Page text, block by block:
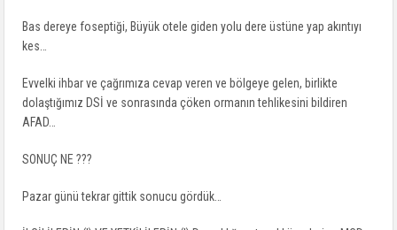
Bas dereye foseptiği, Büyük otele giden yolu dere üstüne yap akıntıyı
kes…
Evvelki ihbar ve çağrımıza cevap veren ve bölgeye gelen, birlikte
dolaştığımız DSİ ve sonrasında çöken ormanın tehlikesini bildiren
AFAD…
SONUÇ NE ???
Pazar günü tekrar gittik sonucu gördük…